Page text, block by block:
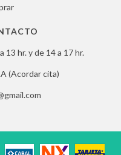
13 hr. y de 14 a 17 hr.
(Acordar cita)